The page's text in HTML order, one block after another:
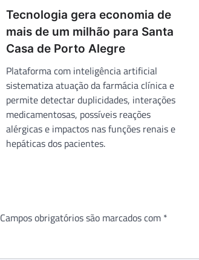
Tecnologia gera economia de
mais de um milhão para Santa
Casa de Porto Alegre
Plataforma com inteligência artificial
sistematiza atuação da farmácia clínica e
permite detectar duplicidades, interações
medicamentosas, possíveis reações
alérgicas e impactos nas funções renais e
hepáticas dos pacientes.
Campos obrigatórios são marcados com *